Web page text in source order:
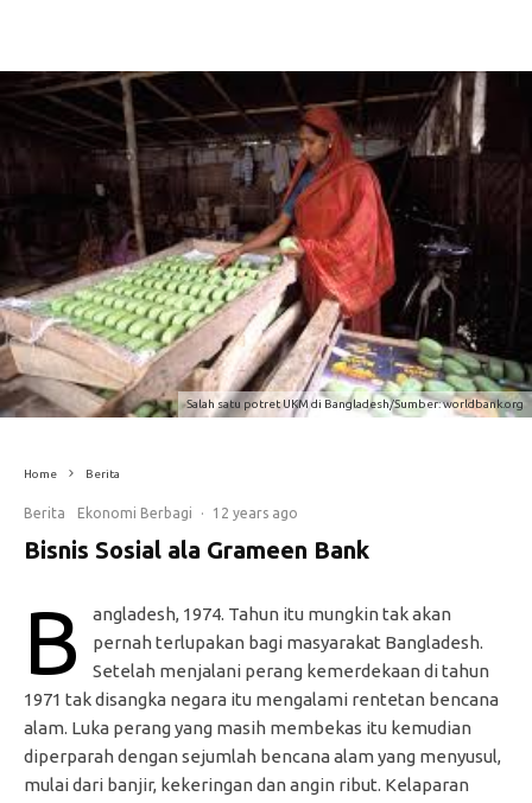
Salah satu potret UKM di Bangladesh/Sumber: worldbank.org
Home Berita
Berita Ekonomi Berbagi · 12 years ago
Bisnis Sosial ala Grameen Bank
B
angladesh, 1974. Tahun itu mungkin tak akan
pernah terlupakan bagi masyarakat Bangladesh.
Setelah menjalani perang kemerdekaan di tahun
1971 tak disangka negara itu mengalami rentetan bencana
alam. Luka perang yang masih membekas itu kemudian
diperparah dengan sejumlah bencana alam yang menyusul,
mulai dari banjir, kekeringan dan angin ribut. Kelaparan